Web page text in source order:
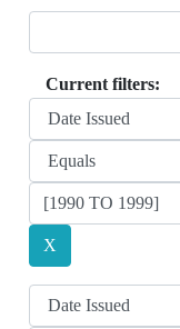
Current filters: